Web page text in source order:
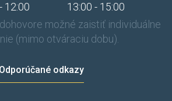
12:00
13:00 - 15:00
možné zaistiť individuálne
(mimo otváraciu dobu).
Odporúčané odkazy